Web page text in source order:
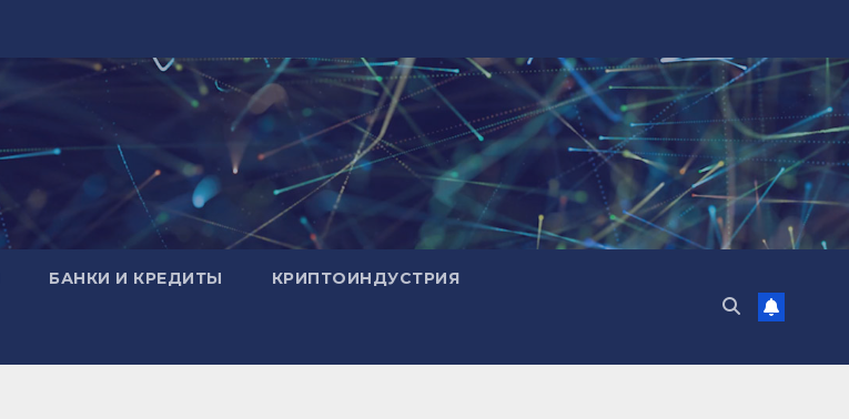
БАНКИ И КРЕДИТЫ КРИПТОИНДУСТРИЯ